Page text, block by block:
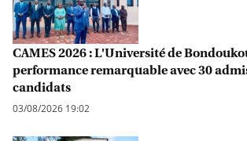
CAMES 2026 : L'Université de
performance remarquable avec 30
candidats
03/08/2026 19:02